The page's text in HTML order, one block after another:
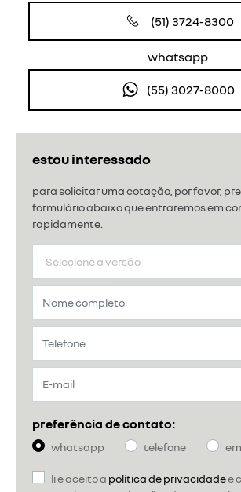
estou interessado
para solicitar uma cotação, por favor,
formulário abaixo que entraremos em
rapidamente.
preferência de contato:
whatsapp telefone
li e aceito a política de privacidadee
(51) 3724-8300
whatsapp
(55) 3027-8000